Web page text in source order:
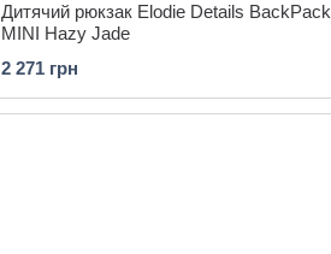
Дитячий рюкзак Elodie Details BackPack
MINI Hazy Jade
2 271 грн